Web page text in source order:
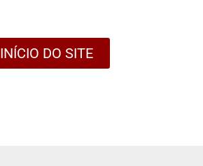
INÍCIO DO SITE